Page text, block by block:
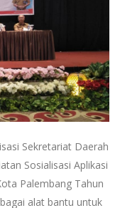
Sekretariat Daerah
Sosialisasi Aplikasi
Palembang Tahun
alat bantu untuk